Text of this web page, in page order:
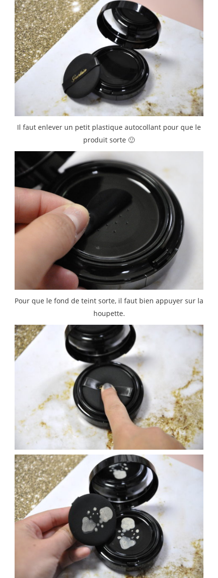
Il faut enlever un petit plastique autocollant pour que le
produit sorte 🙂
Pour que le fond de teint sorte, il faut bien appuyer sur la
houpette.